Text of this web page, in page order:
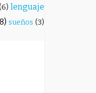
lenguaje
sueños (3)